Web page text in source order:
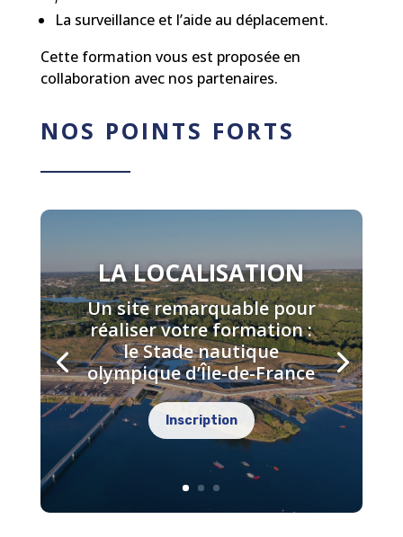
La surveillance et l’aide au déplacement.
Cette formation vous est proposée en
collaboration avec nos partenaires.
NOS POINTS FORTS
LA LOCALISATION
Un site remarquable pour
réaliser votre formation :
le Stade nautique
olympique d’Île-de-France
Inscription